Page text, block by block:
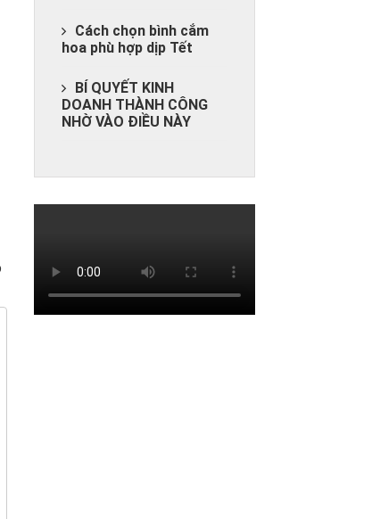
Cách chọn bình cắm
hoa phù hợp dịp Tết
BÍ QUYẾT KINH
DOANH THÀNH CÔNG
NHỜ VÀO ĐIỀU NÀY